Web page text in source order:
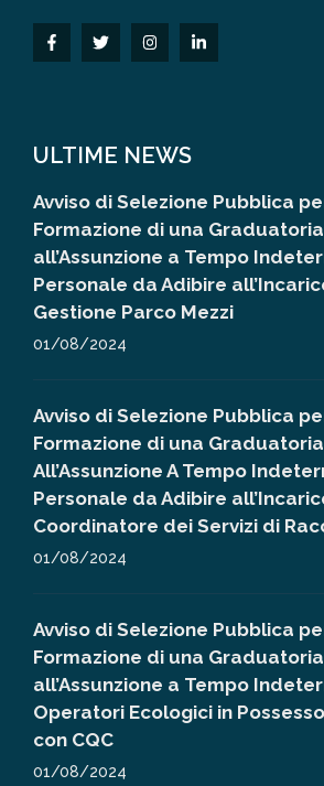
ULTIME NEWS
Avviso di Selezione Pubblica
Formazione di una
all’Assunzione a Tempo
Personale da Adibire
Gestione Parco Mezzi
01/08/2024
Avviso di Selezione Pubblica
Formazione di una
All’Assunzione A Tempo
Personale da Adibire
Coordinatore dei Servizi di
01/08/2024
Avviso di Selezione Pubblica
Formazione di una
all’Assunzione a Tempo
Operatori Ecologici in
con CQC
01/08/2024